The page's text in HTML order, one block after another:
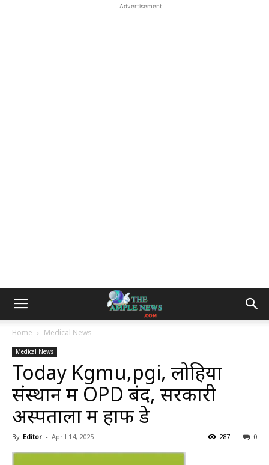
Advertisement
Home Medical News
Medical News
Today Kgmu,pgi, लोहिया
संस्थान में OPD बंद, सरकारी
अस्पतालों में हाफ डे
By Editor - April 14, 2025 0
287